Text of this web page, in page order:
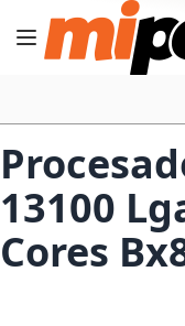
Cambiar Nav
13100
Cores